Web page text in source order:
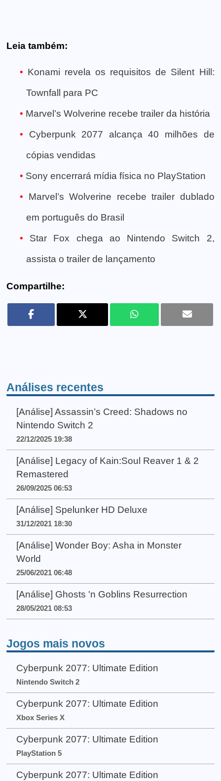
Leia também:
Konami revela os requisitos de Silent Hill:
Townfall para PC
Marvel’s Wolverine recebe trailer da história
Cyberpunk 2077 alcança 40 milhões de
cópias vendidas
Sony encerrará mídia física no PlayStation
Marvel’s Wolverine recebe trailer dublado
em português do Brasil
Star Fox chega ao Nintendo Switch 2,
assista o trailer de lançamento
Compartilhe:
Análises recentes
[Análise] Assassin’s Creed: Shadows no
Nintendo Switch 2
22/12/2025 19:38
[Análise] Legacy of Kain:Soul Reaver 1 & 2
Remastered
26/09/2025 06:53
[Análise] Spelunker HD Deluxe
31/12/2021 18:30
[Análise] Wonder Boy: Asha in Monster
World
25/06/2021 06:48
[Análise] Ghosts 'n Goblins Resurrection
28/05/2021 08:53
Jogos mais novos
Cyberpunk 2077: Ultimate Edition
Nintendo Switch 2
Cyberpunk 2077: Ultimate Edition
Xbox Series X
Cyberpunk 2077: Ultimate Edition
PlayStation 5
Cyberpunk 2077: Ultimate Edition